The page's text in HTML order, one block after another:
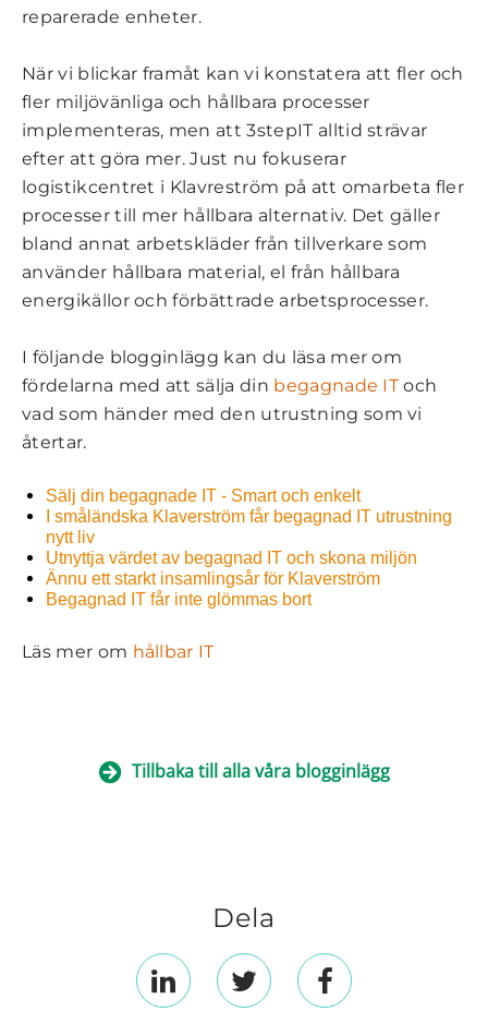
reparerade enheter.
När vi blickar framåt kan vi konstatera att fler och
fler miljövänliga och hållbara processer
implementeras, men att 3stepIT alltid strävar
efter att göra mer. Just nu fokuserar
logistikcentret i Klavreström på att omarbeta fler
processer till mer hållbara alternativ. Det gäller
bland annat arbetskläder från tillverkare som
använder hållbara material, el från hållbara
energikällor och förbättrade arbetsprocesser.
I följande blogginlägg kan du läsa mer om
fördelarna med att sälja din begagnade IToch
vad som händer med den utrustning som vi
återtar.
Sälj din begagnade IT - Smart och enkelt
I småländska Klaverström får begagnad IT utrustning
nytt liv
Utnyttja värdet av begagnad IT och skona miljön
Ännu ett starkt insamlingsår för Klaverström
Begagnad IT får inte glömmas bort
Läs mer om hållbar IT
Tillbaka till alla våra blogginlägg
Dela